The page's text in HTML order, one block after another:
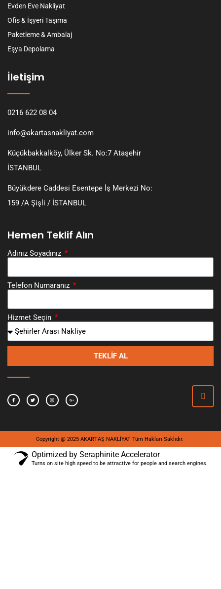
Evden Eve Nakliyat
Ofis & İşyeri Taşıma
Paketleme & Ambalaj
Eşya Depolama
İletişim
0216 622 08 04
info@akartasnakliyat.com
Küçükbakkalköy, Ülker Sk. No:7 Ataşehir
İSTANBUL
Büyükdere Caddesi Esentepe İş Merkezi No:
159 /A Şişli / İSTANBUL
Hemen Teklif Alın
Adınız Soyadınız
Telefon Numaranız
Hizmet Seçin
TEKLIF AL
Copyright @ 2025 AKARTAŞ NAKLİYAT Tüm Hakları Saklıdır.
Optimized by Seraphinite Accelerator
Turns on site high speed to be attractive for people and search engines.